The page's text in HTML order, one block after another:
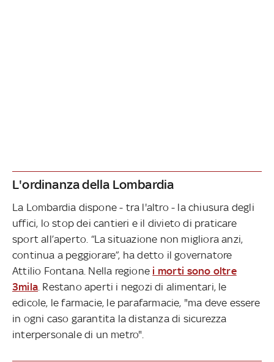
L'ordinanza della Lombardia
La Lombardia dispone - tra l'altro - la chiusura degli
uffici, lo stop dei cantieri e il divieto di praticare
sport all’aperto. “La situazione non migliora anzi,
continua a peggiorare”, ha detto il governatore
Attilio Fontana. Nella regione i morti sono oltre
3mila . Restano aperti i negozi di alimentari, le
edicole, le farmacie, le parafarmacie, "ma deve essere
in ogni caso garantita la distanza di sicurezza
interpersonale di un metro".